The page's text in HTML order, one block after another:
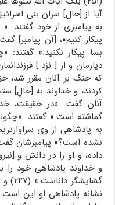
آیا از [حال] سران بنى
به پیامبرى از خود گفتند:
پیکار کنیم»، [آن پیامبر]
بسا پیکار نکنید.» گفتند:
دیارمان و از [ نزد ]
که جنگ بر آنان مقرر شد،
آنان گفت: «در حقیقت،
گماشته است.» گفتند:
به پادشاهى از وى
نشده است؟» پیامبرشان
داده، و او را در دانش و
و خداوند پادشاهى خود
نشانه پادشاهى او این